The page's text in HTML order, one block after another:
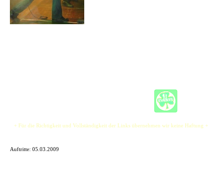
+ Für die Richtigkeit und Vollständigkeit der Links übernehmen wir keine Haftung +
Auftritte: 05.03.2009